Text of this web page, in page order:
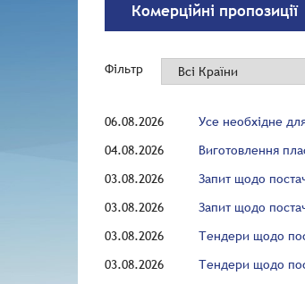
Комерційні пропозиції
Фільтр
06.08.2026
Усе необхідне
04.08.2026
Виготовлення
03.08.2026
Запит щодо
03.08.2026
Запит щодо
03.08.2026
Тендери щодо
03.08.2026
Тендери щодо